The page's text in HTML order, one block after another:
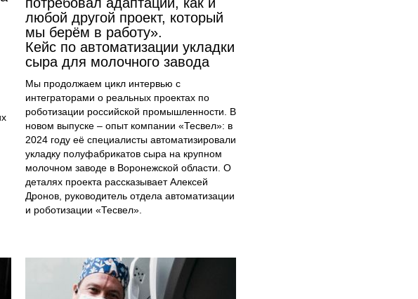
любой другой проект, который
мы берём в работу».
Кейс по автоматизации укладки
сыра для молочного завода
Мы продолжаем цикл интервью с
интеграторами о реальных проектах по
роботизации российской промышленности. В
новом выпуске – опыт компании «Тесвел»: в
2024 году её специалисты автоматизировали
укладку полуфабрикатов сыра на крупном
молочном заводе в Воронежской области. О
деталях проекта рассказывает Алексей
Дронов, руководитель отдела автоматизации
и роботизации «Тесвел».